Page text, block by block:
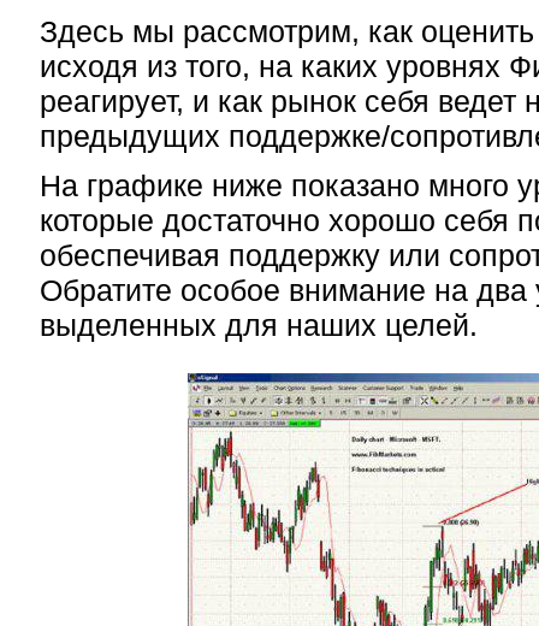
Здесь мы рассмотрим, как
исходя из того, на каких уровнях
реагирует, и как рынок себя ведет
предыдущих поддержке/
На графике ниже показано много
которые достаточно хорошо себя
обеспечивая поддержку или
Обратите особое внимание на два
выделенных для наших целей.